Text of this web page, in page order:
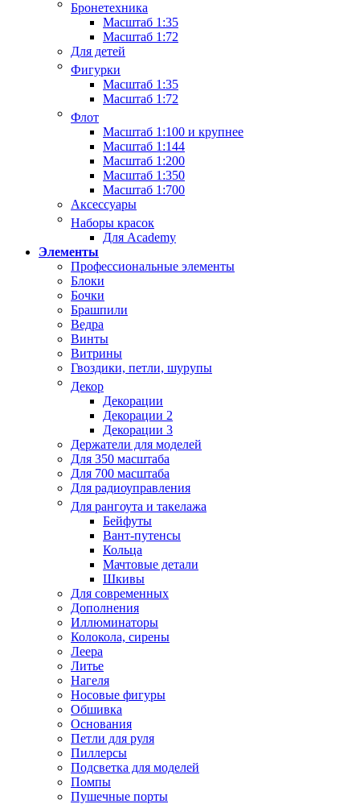
Бронетехника
Масштаб 1:35
Масштаб 1:72
Для детей
Фигурки
Масштаб 1:35
Масштаб 1:72
Флот
Масштаб 1:100 и крупнее
Масштаб 1:144
Масштаб 1:200
Масштаб 1:350
Масштаб 1:700
Аксессуары
Наборы красок
Для Academy
Элементы
Профессиональные элементы
Блоки
Бочки
Брашпили
Ведра
Винты
Витрины
Гвоздики, петли, шурупы
Декор
Декорации
Декорации 2
Декорации 3
Держатели для моделей
Для 350 масштаба
Для 700 масштаба
Для радиоуправления
Для рангоута и такелажа
Бейфуты
Вант-путенсы
Кольца
Мачтовые детали
Шкивы
Для современных
Дополнения
Иллюминаторы
Колокола, сирены
Леера
Литье
Нагеля
Носовые фигуры
Обшивка
Основания
Петли для руля
Пиллерсы
Подсветка для моделей
Помпы
Пушечные порты